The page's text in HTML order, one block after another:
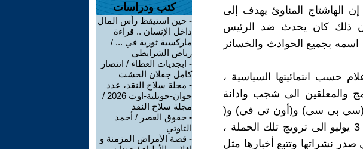
الهاشتاج المناوئ يهدف إلى
ذلك كان يحدث ضد الرئيس
بجميع الحوادث والخسائر
حسب انتمائيتها السياسية ،
والمعلقين الى شجب وادانة
(سي بى سى) و(أون تى في) و(
التحرير) في حين عملت القنوات الرافضة لأحداث 3 يوليو الى ترويج تلك الحملة ،
نشراتها وتتبع أخبارها مثل
كتب ودراسات
- حين استيقظ رأس المال
داخل الإنسان .. قراءة
ماركسية ثورية في ... /
رياض الشرايطي
- ابجديات العطاء / انتصار
كامل جفلان الخشت
- مجلة سلاح النقد، عدد
جوان-جويلية-اوت 2026 /
مجلة سلاح النقد
- حقوق العصر / أحمد
التاوتي
- قصة الأمراض المزمنة و